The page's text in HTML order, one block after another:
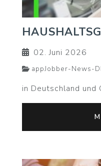
02. Juni 2026
appJobber-News-
in Deutschland und